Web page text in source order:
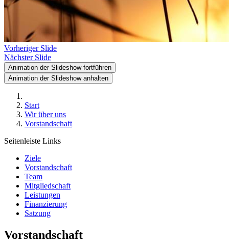
Vorheriger Slide
Nächster Slide
Animation der Slideshow fortführen
Animation der Slideshow anhalten
Start
Wir über uns
Vorstandschaft
Seitenleiste Links
Ziele
Vorstandschaft
Team
Mitgliedschaft
Leistungen
Finanzierung
Satzung
Vorstandschaft